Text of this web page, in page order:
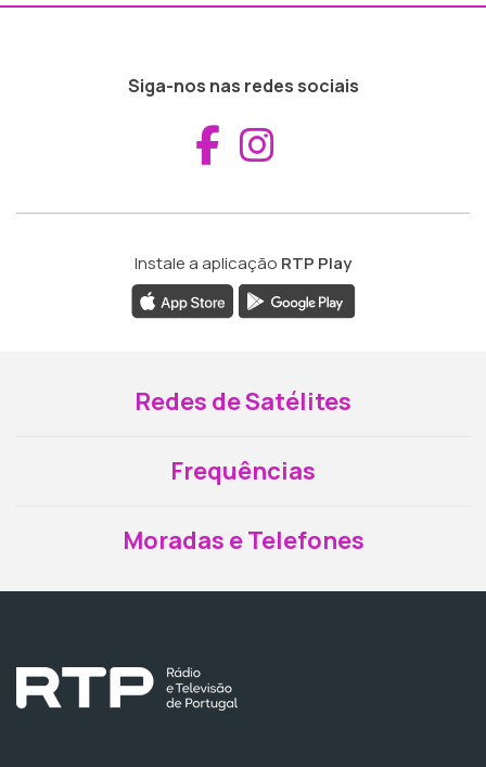
Siga-nos nas redes sociais
Aceder ao
Instale a aplicação RTP Play
Redes de Satélites
Frequências
Moradas e Telefones